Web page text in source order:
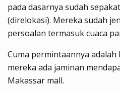
pada dasarnya sudah
(direlokasi). Mereka sudah
persoalan termasuk cuaca
Cuma permintaannya
mereka ada jaminan
Makassar mall.